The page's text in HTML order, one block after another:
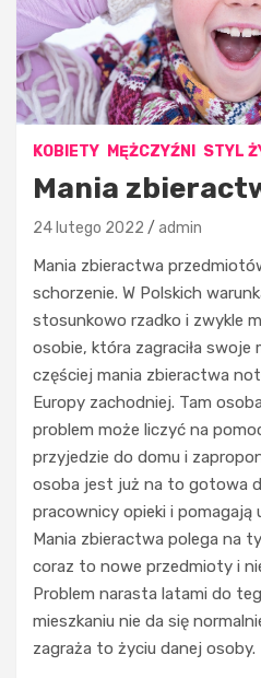
KOBIETY MĘŻCZYŹNI STYL
Mania
24 lutego 2022 admin
Mania zbieractwa
schorzenie. W Polskich
stosunkowo rzadko i zwykle
osobie, która zagraciła swoje
częściej mania zbieractwa
Europy zachodniej. Tam
problem może liczyć na
przyjedzie do domu i
osoba jest już na to gotowa
pracownicy opieki i pomagają
Mania zbieractwa polega na
coraz to nowe przedmioty i
Problem narasta latami do
mieszkaniu nie da się
zagraża to życiu danej osoby.